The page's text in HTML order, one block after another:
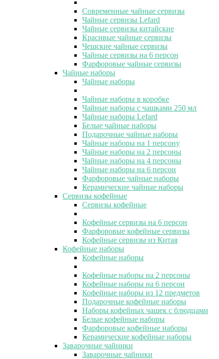
Современные чайные сервизы
Чайные сервизы Lefard
Чайные сервизы китайские
Красивые чайные сервизы
Чешские чайные сервизы
Чайные сервизы на 6 персон
Фарфоровые чайные сервизы
Чайные наборы
Чайные наборы
Чайные наборы в коробке
Чайные наборы с чашками 250 мл
Чайные наборы Lefard
Белые чайные наборы
Подарочные чайные наборы
Чайные наборы на 1 персону
Чайные наборы на 2 персоны
Чайные наборы на 4 персоны
Чайные наборы на 6 персон
Фарфоровые чайные наборы
Керамические чайные наборы
Сервизы кофейные
Сервизы кофейные
Кофейные сервизы на 6 персон
Фарфоровые кофейные сервизы
Кофейные сервизы из Китая
Кофейные наборы
Кофейные наборы
Кофейные наборы на 2 персоны
Кофейные наборы на 6 персон
Кофейные наборы из 12 предметов
Подарочные кофейные наборы
Наборы кофейных чашек с блюдцами
Белые кофейные наборы
Фарфоровые кофейные наборы
Керамические кофейные наборы
Заварочные чайники
Заварочные чайники